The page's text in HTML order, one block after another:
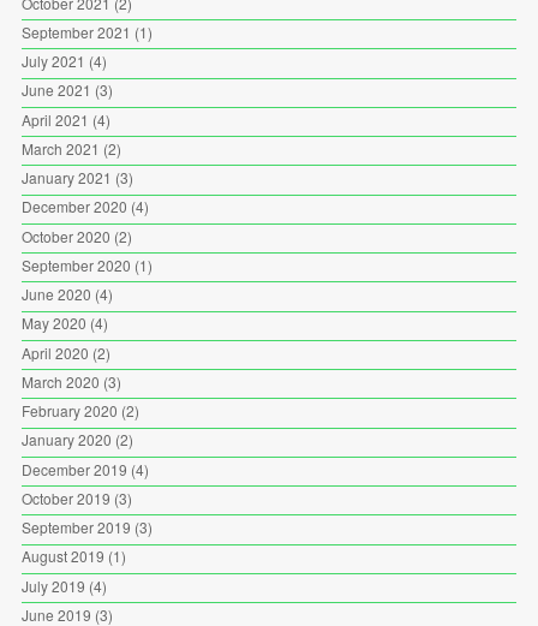
September 2021 (1)
July 2021 (4)
June 2021 (3)
April 2021 (4)
March 2021 (2)
January 2021 (3)
December 2020 (4)
October 2020 (2)
September 2020 (1)
June 2020 (4)
May 2020 (4)
April 2020 (2)
March 2020 (3)
February 2020 (2)
January 2020 (2)
December 2019 (4)
October 2019 (3)
September 2019 (3)
August 2019 (1)
July 2019 (4)
June 2019 (3)